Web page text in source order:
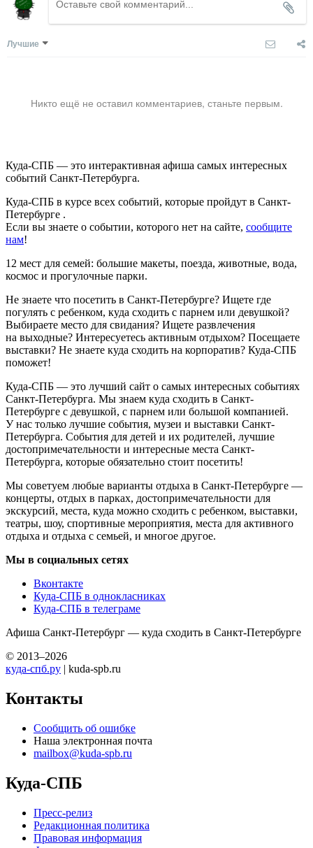
Лучшие
Никто ещё не оставил комментариев, станьте первым.
Куда-СПБ — это интерактивная афиша самых интересных
событий Санкт-Петербурга.
Куда-СПБ в курсе всех событий, которые пройдут в Санкт-
Петербурге .
Если вы знаете о событии, которого нет на сайте, сообщите
нам!
12 мест для семей: большие макеты, поезда, животные, вода,
космос и прогулочные парки.
Не знаете что посетить в Санкт-Петербурге? Ищете где
погулять с ребенком, куда сходить с парнем или девушкой?
Выбираете место для свидания? Ищете развлечения
на выходные? Интересуетесь активным отдыхом? Посещаете
выставки? Не знаете куда сходить на корпоратив? Куда-СПБ
поможет!
Куда-СПБ — это лучший сайт о самых интересных событиях
Санкт-Петербурга. Мы знаем куда сходить в Санкт-
Петербурге с девушкой, с парнем или большой компанией.
У нас только лучшие события, музеи и выставки Санкт-
Петербурга. События для детей и их родителей, лучшие
достопримечательности и интересные места Санкт-
Петербурга, которые обязательно стоит посетить!
Мы советуем любые варианты отдыха в Санкт-Петербурге —
концерты, отдых в парках, достопримечательности для
экскурсий, места, куда можно сходить с ребенком, выставки,
театры, шоу, спортивные мероприятия, места для активного
отдыха и отдыха с семьей, и многое другое.
Мы в социальных сетях
Вконтакте
Куда-СПБ в однокласниках
Куда-СПБ в телеграме
Афиша Санкт-Петербург — куда сходить в Санкт-Петербурге
© 2013–2026
куда-спб.ру | kuda-spb.ru
Контакты
Сообщить об ошибке
Наша электронная почта
mailbox@kuda-spb.ru
Куда-СПБ
Пресс-релиз
Редакционная политика
Правовая информация